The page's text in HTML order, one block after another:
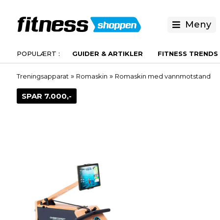
Meny
GUIDER & ARTIKLER FITNESS TRENDS
Treningsapparat» Romaskin » Romaskin med vannmotstand
SPAR 7.000,-